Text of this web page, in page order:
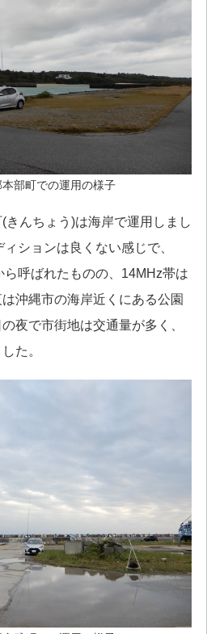
部町での運用の様子
きんちょう)は海岸で運用しまし
ションは良くない感じで、
呼ばれたものの、14MHz帯は
沖縄市の海岸近くにある公園
夜で市街地は交通量が多く、
た。